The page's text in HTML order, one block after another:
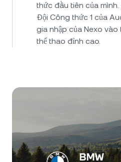
thức đầu tiên của mình.
Đội Công thức 1 của
gia nhập của Nexo vào
thể thao đỉnh cao.